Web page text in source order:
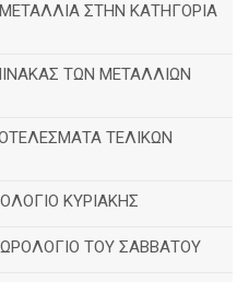
ΣΤΗΝ ΚΑΤΗΓΟΡΙΑ
ΤΩΝ ΜΕΤΑΛΛΙΩΝ
ΤΕΛΙΚΩΝ
ΚΥΡΙΑΚΗΣ
ΤΟΥ ΣΑΒΒΑΤΟΥ